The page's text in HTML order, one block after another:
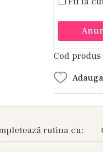
Cod produs
rutina cu: